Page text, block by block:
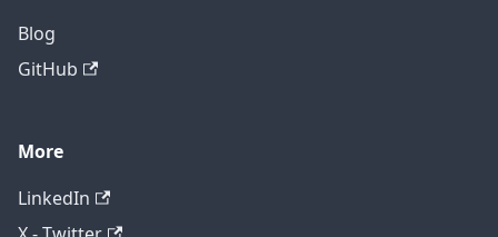
Blog
GitHub
More
LinkedIn